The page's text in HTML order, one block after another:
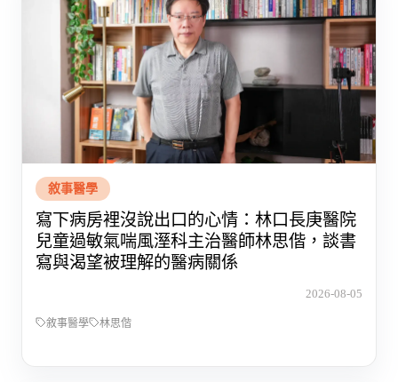
敘事醫學
寫下病房裡沒說出口的心情：林口長庚醫院
兒童過敏氣喘風溼科主治醫師林思偕，談書
寫與渴望被理解的醫病關係
2026-08-05
敘事醫學 林思偕